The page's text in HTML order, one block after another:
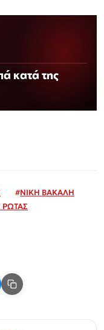
κατά της
#ΝΙΚΗ ΒΑΚΑΛΗ